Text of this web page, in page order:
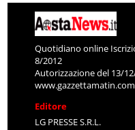
Quotidiano online
8/2012
Autorizzazione del 13/
www.gazzettamatin.com
Editore
LG PRESSE S.R.L.